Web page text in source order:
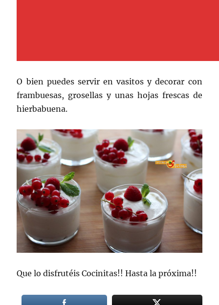
O bien puedes servir en vasitos y decorar con
frambuesas, grosellas y unas hojas frescas de
hierbabuena.
Que lo disfrutéis Cocinitas!! Hasta la próxima!!